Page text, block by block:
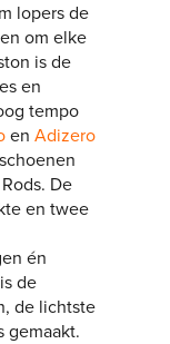
lopers de
om elke
is de
en
tempo
enAdizero
De
en twee
én
de
de lichtste
gemaakt.